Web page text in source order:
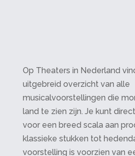
Op Theaters in Nederland
uitgebreid overzicht van alle
musicalvoorstellingen die
land te zien zijn. Je kunt
voor een breed scala aan
klassieke stukken tot
voorstelling is voorzien van